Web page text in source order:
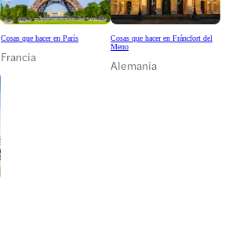
Cosas que hacer en París
Francia
Cosas que hacer en Fráncfort del
Meno
Alemania